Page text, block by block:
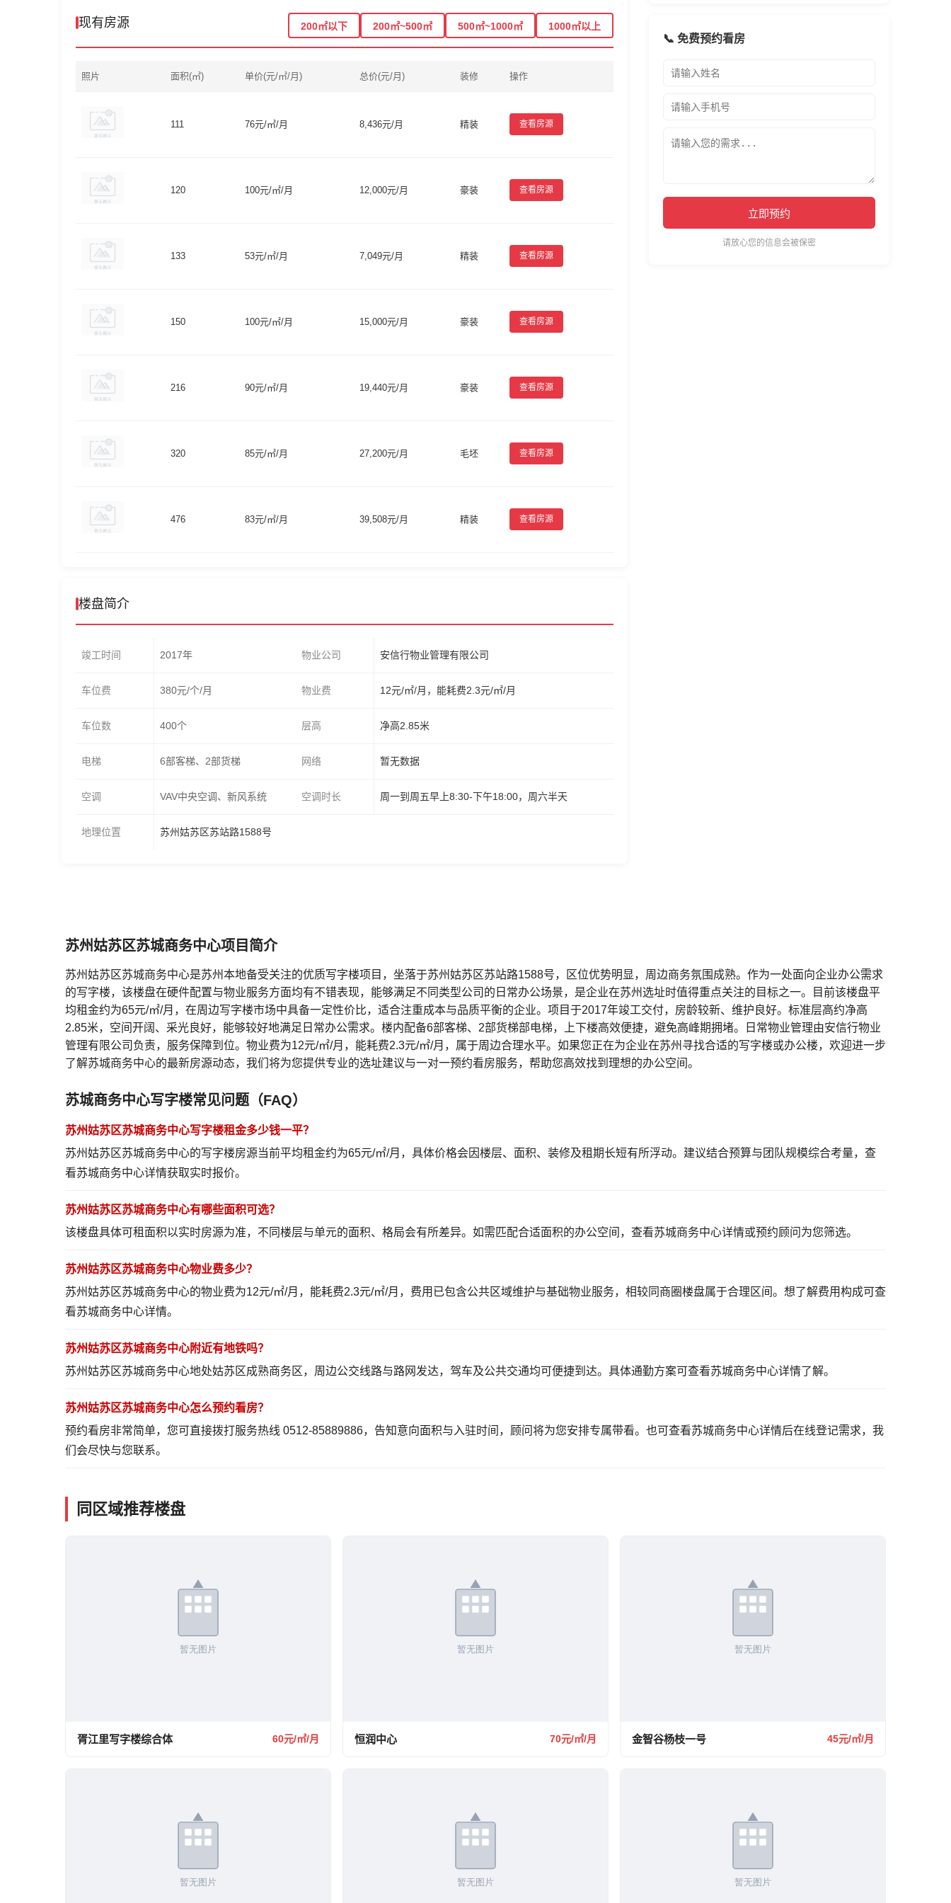
现有房源 200㎡以下 200㎡~500㎡ 500㎡~1000㎡ 1000㎡以上
照片 面积(㎡) 单价(元/㎡/月) 总价(元/月) 装修 操作
111 76元/㎡/月 8,436元/月 精装 查看房源
120 100元/㎡/月 12,000元/月 豪装 查看房源
133 53元/㎡/月 7,049元/月 精装 查看房源
150 100元/㎡/月 15,000元/月 豪装 查看房源
216 90元/㎡/月 19,440元/月 豪装 查看房源
320 85元/㎡/月 27,200元/月 毛坯 查看房源
476 83元/㎡/月 39,508元/月 精装 查看房源
楼盘简介
竣工时间 2017年 物业公司 安信行物业管理有限公司
车位费 380元/个/月 物业费 12元/㎡/月，能耗费2.3元/㎡/月
车位数 400个 层高 净高2.85米
电梯 6部客梯、2部货梯 网络 暂无数据
空调 VAV中央空调、新风系统 空调时长 周一到周五早上8:30-下午18:00，周六半天
地理位置 苏州姑苏区苏站路1588号
📞 免费预约看房
立即预约
请放心您的信息会被保密
苏州姑苏区苏城商务中心项目简介
苏州姑苏区苏城商务中心是苏州本地备受关注的优质写字楼项目，坐落于苏州姑苏区苏站路1588号，区位优势明显，周边商务氛围成熟。作为一处面向企业办公需求
的写字楼，该楼盘在硬件配置与物业服务方面均有不错表现，能够满足不同类型公司的日常办公场景，是企业在苏州选址时值得重点关注的目标之一。目前该楼盘平
均租金约为65元/㎡/月，在周边写字楼市场中具备一定性价比，适合注重成本与品质平衡的企业。项目于2017年竣工交付，房龄较新、维护良好。标准层高约净高
2.85米，空间开阔、采光良好，能够较好地满足日常办公需求。楼内配备6部客梯、2部货梯部电梯，上下楼高效便捷，避免高峰期拥堵。日常物业管理由安信行物业
管理有限公司负责，服务保障到位。物业费为12元/㎡/月，能耗费2.3元/㎡/月，属于周边合理水平。如果您正在为企业在苏州寻找合适的写字楼或办公楼，欢迎进一步
了解苏城商务中心的最新房源动态，我们将为您提供专业的选址建议与一对一预约看房服务，帮助您高效找到理想的办公空间。
苏城商务中心写字楼常见问题（FAQ）
苏州姑苏区苏城商务中心写字楼租金多少钱一平？
苏州姑苏区苏城商务中心的写字楼房源当前平均租金约为65元/㎡/月，具体价格会因楼层、面积、装修及租期长短有所浮动。建议结合预算与团队规模综合考量， 查
看苏城商务中心详情获取实时报价。
苏州姑苏区苏城商务中心有哪些面积可选？
该楼盘具体可租面积以实时房源为准，不同楼层与单元的面积、格局会有所差异。如需匹配合适面积的办公空间， 查看苏城商务中心详情或预约顾问为您筛选。
苏州姑苏区苏城商务中心物业费多少？
苏州姑苏区苏城商务中心的物业费为12元/㎡/月，能耗费2.3元/㎡/月，费用已包含公共区域维护与基础物业服务，相较同商圈楼盘属于合理区间。想了解费用构成可查
看苏城商务中心详情。
苏州姑苏区苏城商务中心附近有地铁吗？
苏州姑苏区苏城商务中心地处姑苏区成熟商务区，周边公交线路与路网发达，驾车及公共交通均可便捷到达。具体通勤方案可查看苏城商务中心详情了解。
苏州姑苏区苏城商务中心怎么预约看房？
预约看房非常简单，您可直接拨打服务热线 0512-85889886，告知意向面积与入驻时间，顾问将为您安排专属带看。也可查看苏城商务中心详情后在线登记需求，我
们会尽快与您联系。
同区域推荐楼盘
胥江里写字楼综合体 60元/㎡/月 恒润中心 70元/㎡/月 金智谷杨枝一号 45元/㎡/月